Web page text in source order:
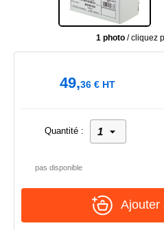
1 photo / cliquez
49,36€HT
Quantité :
pas disponible
Ajouter